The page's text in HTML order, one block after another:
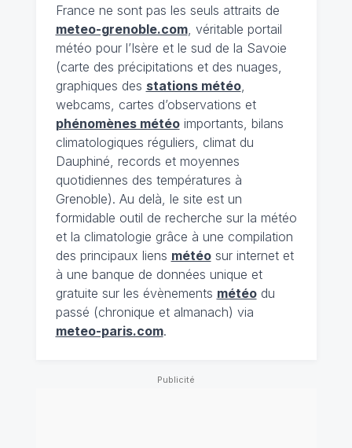
France ne sont pas les seuls attraits de
meteo-grenoble.com, véritable portail
météo pour l’Isère et le sud de la Savoie
(carte des précipitations et des nuages,
graphiques des stations météo,
webcams, cartes d’observations et
phénomènes météoimportants, bilans
climatologiques réguliers, climat du
Dauphiné, records et moyennes
quotidiennes des températures à
Grenoble). Au delà, le site est un
formidable outil de recherche sur la météo
et la climatologie grâce à une compilation
des principaux liens météosur internet et
à une banque de données unique et
gratuite sur les évènements météodu
passé (chronique et almanach) via
meteo-paris.com.